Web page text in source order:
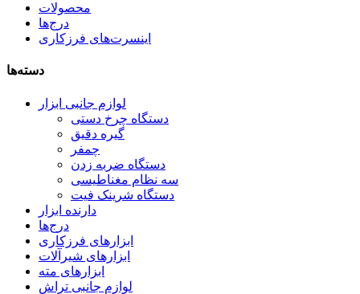
محصولات
درج‌ها
اینسرت‌های فرزکاری
دسته‌ها
لوازم جانبی ابزار
دستگاه چرخ دستی
گیره دقیق
چمفر
دستگاه ضربه زدن
سه نظام مغناطیسی
دستگاه شرینک فیت
دارنده ابزار
درج‌ها
ابزارهای فرزکاری
ابزارهای شیرآلات
ابزارهای مته
لوازم جانبی تراش